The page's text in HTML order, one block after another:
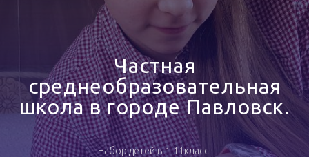
Частная
среднеобразовательная
школа в городе Павловск.
Набор детей в 1-11класс.